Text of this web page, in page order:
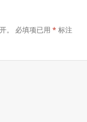
。 必填项已用* 标注